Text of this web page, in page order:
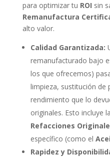
para optimizar tu ROI sin
Remanufactura
alto valor.
Calidad Garantizada:
remanufacturado bajo
los que ofrecemos)
limpieza, sustitución de
rendimiento que lo
originales. Esto incluye
Refacciones
específico (como el
Rapidez y